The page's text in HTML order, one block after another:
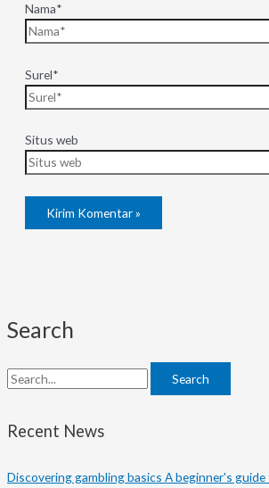
Nama*
Surel*
Situs web
Search
Search
Recent News
Discovering gambling basics A beginner's